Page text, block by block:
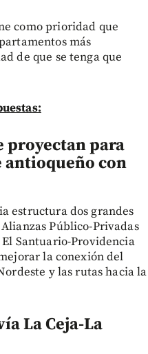
como prioridad que
más
de que se tenga que
proyectan para
antioqueño con
estructura dos grandes
Público-Privadas
Santuario-Providencia
la conexión del
y las rutas hacia la
La Ceja-La